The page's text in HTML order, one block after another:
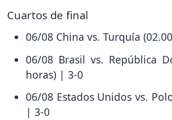
Cuartos de final
06/08 China vs. Turquía
06/08 Brasil vs. República
horas) | 3-0
06/08 Estados Unidos vs.
| 3-0